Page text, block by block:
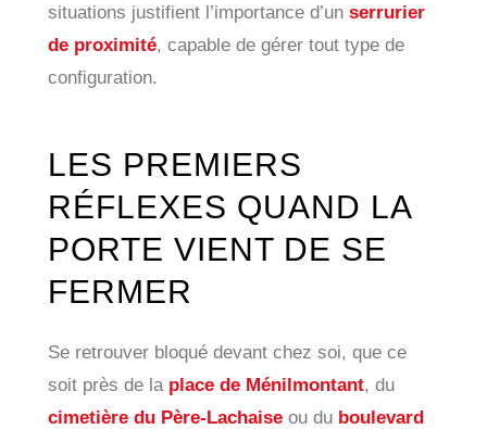
situations justifient l’importance d’un serrurier
de proximité, capable de gérer tout type de
configuration.
LES PREMIERS
RÉFLEXES QUAND LA
PORTE VIENT DE SE
FERMER
Se retrouver bloqué devant chez soi, que ce
soit près de la place de Ménilmontant, du
cimetière du Père-Lachaiseou du boulevard